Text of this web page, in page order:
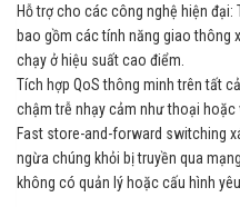
Hỗ trợ cho các công nghệ hiện
bao gồm các tính năng giao thông
chạy ở hiệu suất cao điểm.
Tích hợp QoS thông minh trên tất
chậm trễ nhạy cảm như thoại hoặc
Fast store-and-forward switching
ngừa chúng khỏi bị truyền qua
không có quản lý hoặc cấu hình